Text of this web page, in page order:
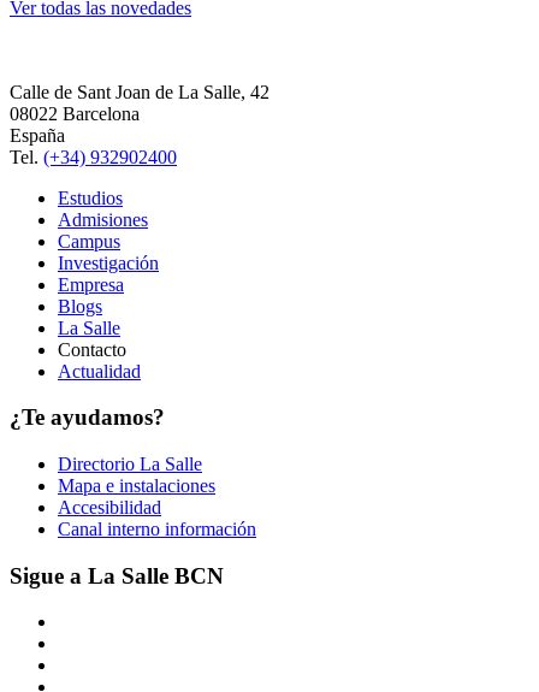
Ver todas las novedades
Calle de Sant Joan de La Salle, 42
08022 Barcelona
España
Tel. (+34) 932902400
Estudios
Admisiones
Campus
Investigación
Empresa
Blogs
La Salle
Contacto
Actualidad
¿Te ayudamos?
Directorio La Salle
Mapa e instalaciones
Accesibilidad
Canal interno información
Sigue a La Salle BCN